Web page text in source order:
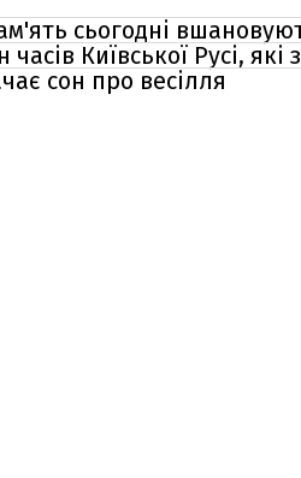
сьогодні
Київської Русі,
сон про весілля